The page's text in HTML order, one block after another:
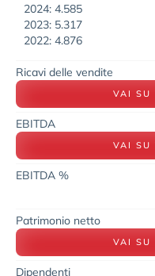
2024: 4.585
2023: 5.317
2022: 4.876
Ricavi delle vendite
VAI SU
EBITDA
VAI SU
EBITDA %
Patrimonio netto
VAI SU
Dipendenti